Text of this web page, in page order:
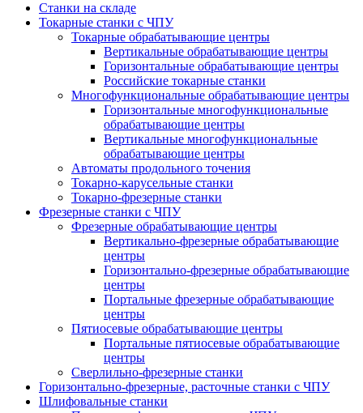
Станки на складе
Токарные станки с ЧПУ
Токарные обрабатывающие центры
Вертикальные обрабатывающие центры
Горизонтальные обрабатывающие центры
Российские токарные станки
Многофункциональные обрабатывающие центры
Горизонтальные многофункциональные
обрабатывающие центры
Вертикальные многофункциональные
обрабатывающие центры
Автоматы продольного точения
Токарно-карусельные станки
Токарно-фрезерные станки
Фрезерные станки с ЧПУ
Фрезерные обрабатывающие центры
Вертикально-фрезерные обрабатывающие
центры
Горизонтально-фрезерные обрабатывающие
центры
Портальные фрезерные обрабатывающие
центры
Пятиосевые обрабатывающие центры
Портальные пятиосевые обрабатывающие
центры
Сверлильно-фрезерные станки
Горизонтально-фрезерные, расточные станки с ЧПУ
Шлифовальные станки